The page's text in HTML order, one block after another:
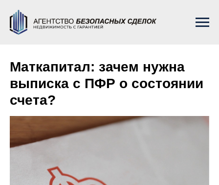
Маткапитал: зачем нужна
выписка с ПФР о состоянии
счета?